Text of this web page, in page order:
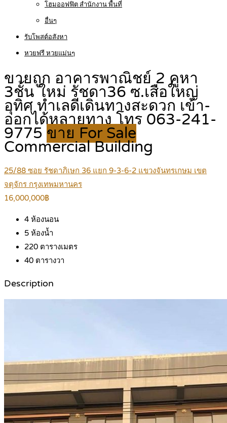
โฮมออฟฟิต สำนักงาน พื้นที่
อื่นๆ
รับโพสต์อสังหา
หวยฟรี หวยแม่นๆ
ขายถูก อาคารพาณิชย์ 2 คูหา
3ชั้น ใหม่ รัชดา36 ซ.เสือใหญ่
อุทิศ ทำเลดีเดินทางสะดวก เข้า-
ออกได้หลายทาง โทร 063-241-
9775 ขาย For Sale
Commercial Building
25/88 ซอย รัชดาภิเษก 36 แยก 9-3-6-2 แขวงจันทรเกษม เขต
จตุจักร กรุงเทพมหานคร
16,000,000฿
4 ห้องนอน
5 ห้องน้ำ
220 ตารางเมตร
40 ตารางวา
Description